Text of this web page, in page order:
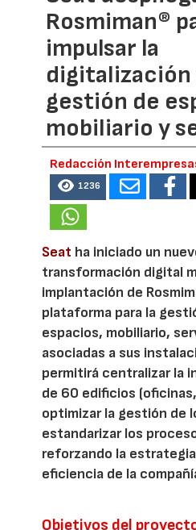
Rosmiman®
impulsar la
digitalización
gestión de
mobiliario y
Redacción
1236
Seat ha iniciado un
transformación digital
implantación de
plataforma para la
espacios, mobiliario,
asociadas a sus
permitirá centralizar la
de 60 edificios
optimizar la gestión de
estandarizar los
reforzando la
eficiencia de la
Objetivos del